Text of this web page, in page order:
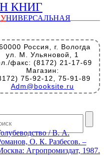
КНИГ
УНИВЕРСАЛЬНАЯ
Россия, г. Вологда
ул. М. Ульяновой, 1
факс: (8172) 21-17-69
Магазин:
75-92-12, 75-91-89
Adm@booksite.ru
/ В. А.
О. К. Разбесов. –
Агропромиздат, 1987.